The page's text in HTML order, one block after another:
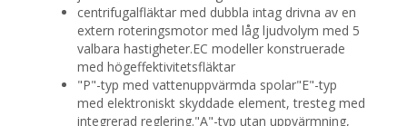
centrifugalfläktar med dubbla intag drivna av en
extern roteringsmotor med låg ljudvolym med 5
valbara hastigheter.EC modeller konstruerade
med högeffektivitetsfläktar
"P"-typ med vattenuppvärmda spolar"E"-typ
med elektroniskt skyddade element, tresteg med
integrerad reglering."A"-typ utan uppvärmning,